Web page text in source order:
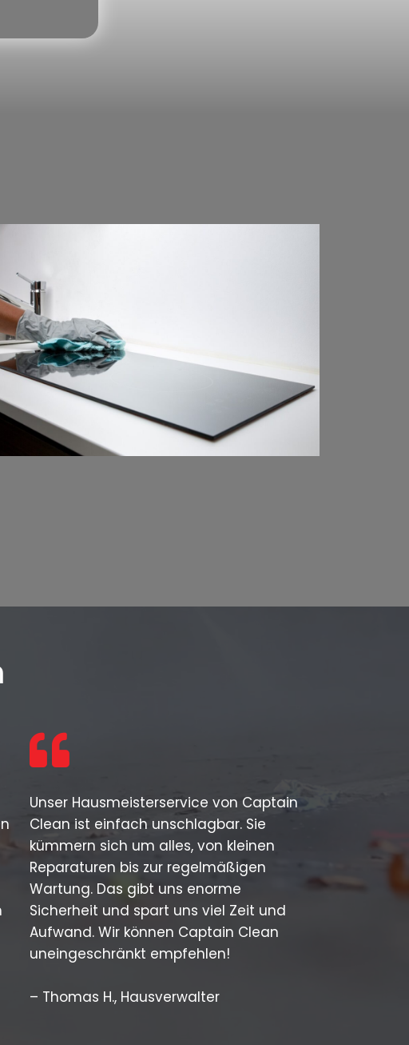
Unser Hausmeisterservice von Captain
Clean ist einfach unschlagbar. Sie
kümmern sich um alles, von kleinen
Reparaturen bis zur regelmäßigen
Wartung. Das gibt uns enorme
Sicherheit und spart uns viel Zeit und
Aufwand. Wir können Captain Clean
uneingeschränkt empfehlen!
– Thomas H., Hausverwalter